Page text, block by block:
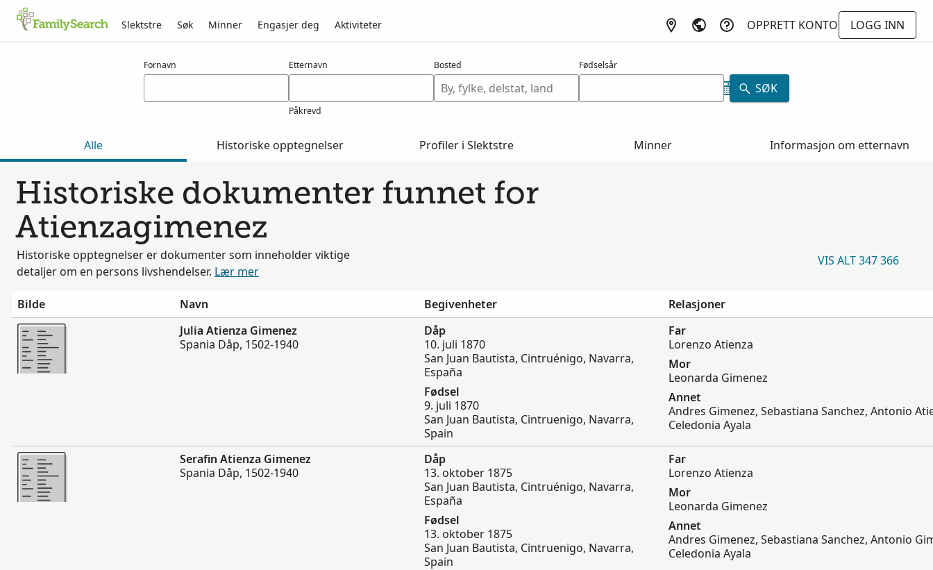
Slektstre Søk Minner Engasjer deg Aktiviteter OPPRETT KONTO
LOGG INN
Fornavn Etternavn
Påkrevd
Bosted Fødselsår
SØK
Alle Historiske opptegnelser Profiler i Slektstre Minner Informasjon om etternavn
Historiske dokumenter funnet for
Atienzagimenez
Historiske opptegnelser er dokumenter som inneholder viktige
detaljer om en persons livshendelser. Lær mer
VIS ALT 347 366
Bilde Navn Begivenheter
Relasjoner
Flere
Julia Atienza Gimenez
Spania Dåp, 1502-1940
Dåp
10. juli 1870
San Juan Bautista, Cintruénigo, Navarra,
España
Fødsel
9. juli 1870
San Juan Bautista, Cintruenigo, Navarra,
Spain
Far
Lorenzo Atienza
Mor
Leonarda Gimenez
Annet
Andres Gimenez, Sebastiana Sanchez, Antonio
Celedonia Ayala
Flere
Serafin Atienza Gimenez
Spania Dåp, 1502-1940
Dåp
13. oktober 1875
San Juan Bautista, Cintruénigo, Navarra,
España
Fødsel
13. oktober 1875
San Juan Bautista, Cintruenigo, Navarra,
Spain
Far
Lorenzo Atienza
Mor
Leonarda Gimenez
Annet
Andres Gimenez, Sebastiana Sanchez, Antonio
Celedonia Ayala